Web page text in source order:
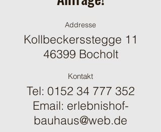
Addresse
Kollbeckersstegge 11
46399 Bocholt
Kontakt
Tel: 0152 34 777 352
Email: erlebnishof-
bauhaus@web.de